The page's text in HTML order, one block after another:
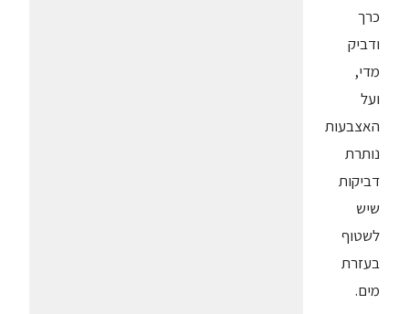
כרך
ודביק
מדי,
ועל
האצבעות
נותרת
דביקות
שיש
לשטוף
בעזרת
מים.